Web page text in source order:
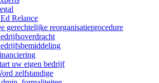
Relance
gerechtelijke reorganisatieprocedure
uw eigen bedrijf
zelfstandige